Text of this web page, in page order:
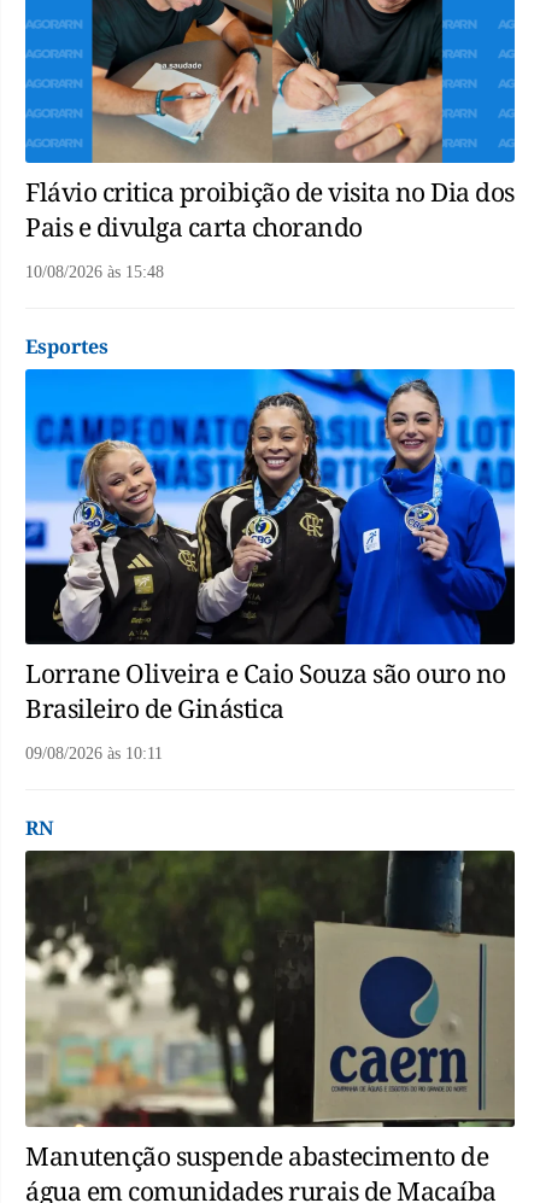
Flávio critica proibição de visita no Dia dos
Pais e divulga carta chorando
10/08/2026 às 15:48
Esportes
Lorrane Oliveira e Caio Souza são ouro no
Brasileiro de Ginástica
09/08/2026 às 10:11
RN
Manutenção suspende abastecimento de
água em comunidades rurais de Macaíba